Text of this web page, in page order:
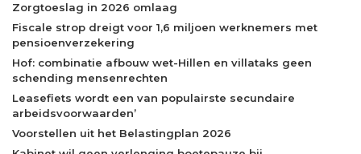
Zorgtoeslag in 2026 omlaag
Fiscale strop dreigt voor 1,6 miljoen werknemers met
pensioenverzekering
Hof: combinatie afbouw wet-Hillen en villataks geen
schending mensenrechten
Leasefiets wordt een van populairste secundaire
arbeidsvoorwaarden’
Voorstellen uit het Belastingplan 2026